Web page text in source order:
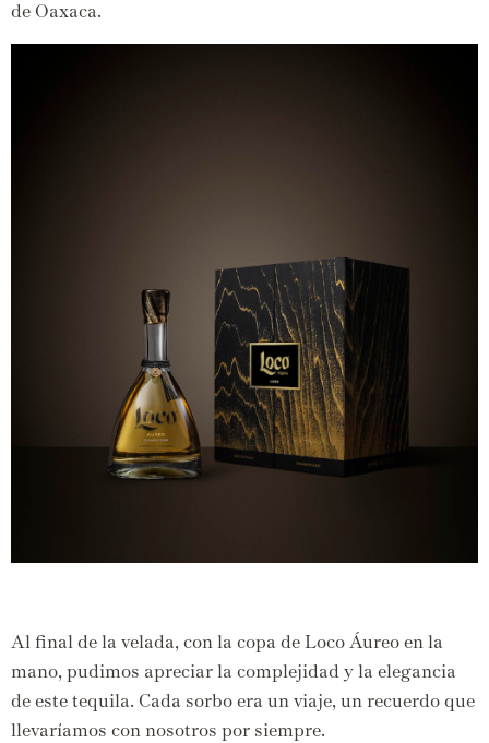
de Oaxaca.
Al final de la velada, con la copa de Loco Áureo en la
mano, pudimos apreciar la complejidad y la elegancia
de este tequila. Cada sorbo era un viaje, un recuerdo que
llevaríamos con nosotros por siempre.